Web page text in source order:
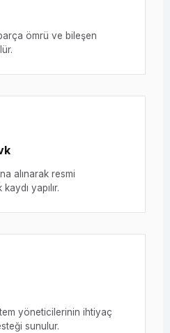
ömrü ve bileşen
alınarak resmi
yapılır.
yöneticilerinin ihtiyaç
sunulur.